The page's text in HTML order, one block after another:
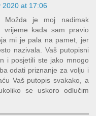
2020 at 17:06
Možda je moj nadimak
vrijeme kada sam pravio
mi je pala na pamet, jer
nazivala. Vaš putopisni
i posjetili ste jako mnogo
odati priznanje za volju i
Vaš putopis svakako, a
se uskoro odlučim